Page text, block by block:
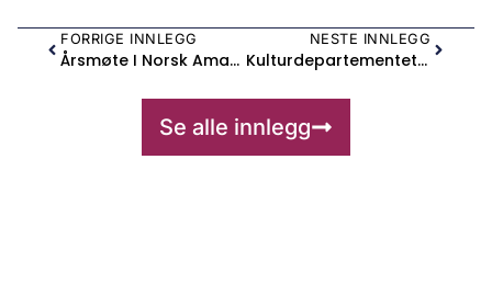
FORRIGE INNLEGG
Årsmøte I Norsk Amatørteaterforbund
NESTE INNLEGG
Kulturdepartementet Utvider Krisepakkene Og Kompensasjonsordningene For Å Inkludere Flere
Se alle innlegg